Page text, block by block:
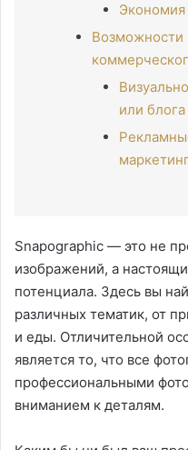
Возможности
или блога
Snapographic — это не
изображений, а
потенциала. Здесь вы
различных тематик, от
и еды. Отличительной
является то, что все
профессиональными
вниманием к деталям.